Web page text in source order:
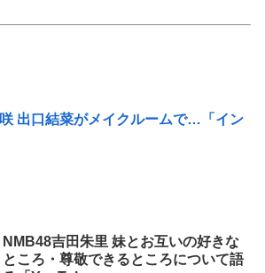
出口結菜がメイクルームで…「イン
NMB48吉田朱里 妹とお互いの好きな
ところ・尊敬できるところについて語